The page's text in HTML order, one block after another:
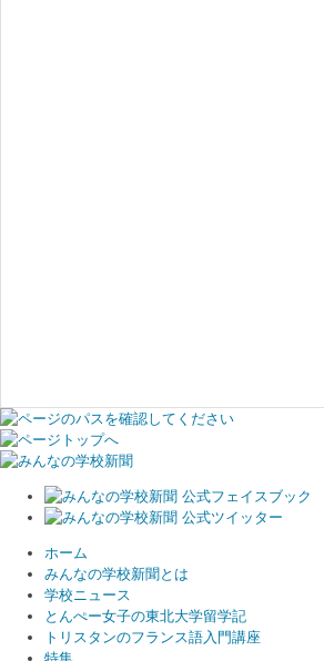
ホーム
みんなの学校新聞とは
学校ニュース
とんぺー女子の東北大学留学記
トリスタンのフランス語入門講座